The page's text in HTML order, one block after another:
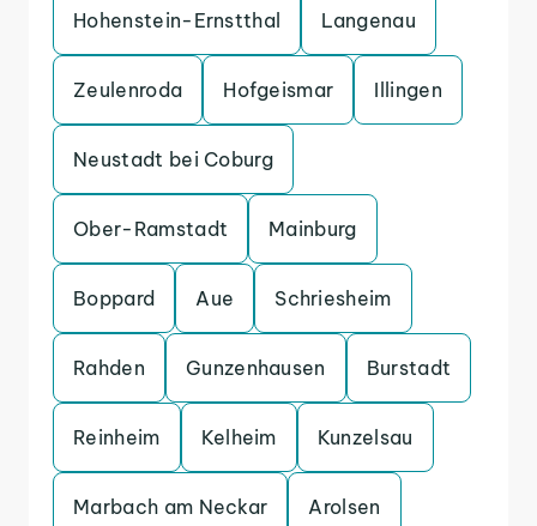
Hohenstein-Ernstthal Langenau
Zeulenroda Hofgeismar Illingen
Neustadt bei Coburg
Ober-Ramstadt Mainburg
Boppard Aue Schriesheim
Rahden Gunzenhausen Burstadt
Reinheim Kelheim Kunzelsau
Marbach am Neckar Arolsen